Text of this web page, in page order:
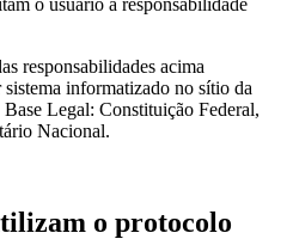
o usuário a responsabilidade
responsabilidades acima
sistema informatizado no sítio da
Legal: Constituição Federal,
Nacional.
o protocolo